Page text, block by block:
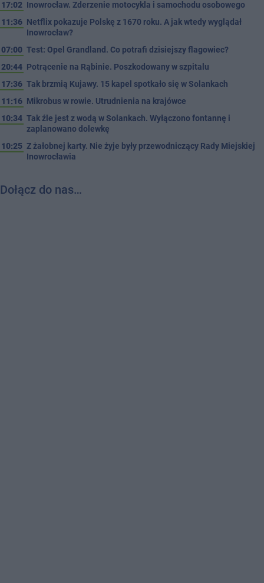
17:02 Inowrocław. Zderzenie motocykla i samochodu osobowego
11:36 Netflix pokazuje Polskę z 1670 roku. A jak wtedy wyglądał
Inowrocław?
07:00 Test: Opel Grandland. Co potrafi dzisiejszy flagowiec?
20:44 Potrącenie na Rąbinie. Poszkodowany w szpitalu
17:36 Tak brzmią Kujawy. 15 kapel spotkało się w Solankach
11:16 Mikrobus w rowie. Utrudnienia na krajówce
10:34 Tak źle jest z wodą w Solankach. Wyłączono fontannę i
zaplanowano dolewkę
10:25 Z żałobnej karty. Nie żyje były przewodniczący Rady Miejskiej
Inowrocławia
Dołącz do nas…